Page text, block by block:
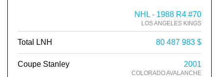
NHL - 1988 R4 #70
LOS ANGELES KINGS
Total LNH 80 487 983 $
Coupe Stanley 2001
COLORADO AVALANCHE